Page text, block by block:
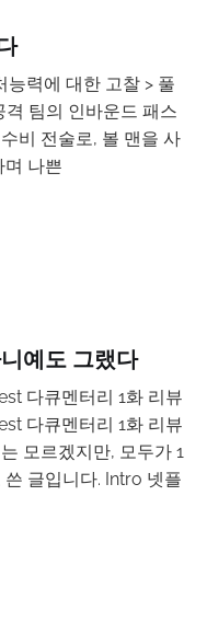
력에 대한 고찰 > 풀
팀의 인바운드 패스
비 전술로, 볼 맨을 사
며 나쁜
예도 그랬다
다큐멘터리 1화 리뷰
다큐멘터리 1화 리뷰
모르겠지만, 모두가 1
글입니다. Intro 넷플